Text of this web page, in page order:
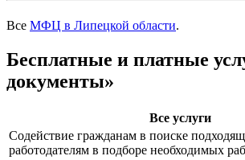
Все МФЦ в Липецкой области.
Бесплатные и платные
документы»
Все услуги
Содействие гражданам в поиске
работодателям в подборе необходимых